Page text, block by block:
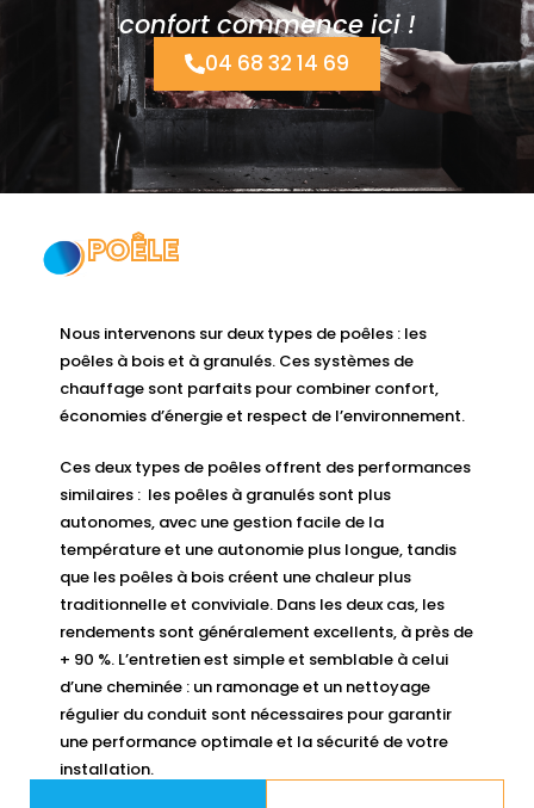
confort commence ici !
04 68 32 14 69
POÊLE
Nous intervenons sur deux types de poêles : les
poêles à bois et à granulés. Ces systèmes de
chauffage sont parfaits pour combiner confort,
économies d’énergie et respect de l’environnement.
Ces deux types de poêles offrent des performances
similaires : les poêles à granulés sont plus
autonomes, avec une gestion facile de la
température et une autonomie plus longue, tandis
que les poêles à bois créent une chaleur plus
traditionnelle et conviviale. Dans les deux cas, les
rendements sont généralement excellents, à près de
+ 90 %. L’entretien est simple et semblable à celui
d’une cheminée : un ramonage et un nettoyage
régulier du conduit sont nécessaires pour garantir
une performance optimale et la sécurité de votre
installation.